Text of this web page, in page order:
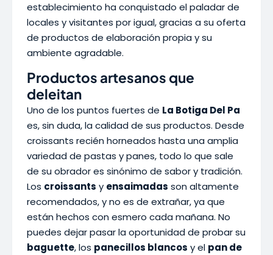
establecimiento ha conquistado el paladar de
locales y visitantes por igual, gracias a su oferta
de productos de elaboración propia y su
ambiente agradable.
Productos artesanos que
deleitan
Uno de los puntos fuertes de La Botiga Del Pa
es, sin duda, la calidad de sus productos. Desde
croissants recién horneados hasta una amplia
variedad de pastas y panes, todo lo que sale
de su obrador es sinónimo de sabor y tradición.
Los croissants y ensaimadas son altamente
recomendados, y no es de extrañar, ya que
están hechos con esmero cada mañana. No
puedes dejar pasar la oportunidad de probar su
baguette, los panecillos blancos y el pan de